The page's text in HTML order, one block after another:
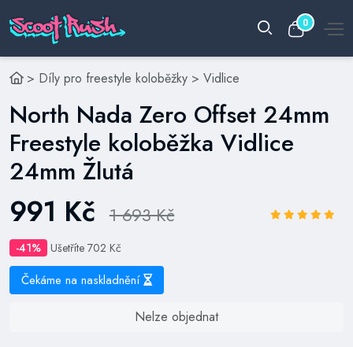
0
> Díly pro freestyle koloběžky > Vidlice
North Nada Zero Offset 24mm
Freestyle koloběžka Vidlice
24mm Žlutá
991 Kč 1 693 Kč
-41% Ušetříte 702 Kč
Čekáme na naskladnění
Nelze objednat